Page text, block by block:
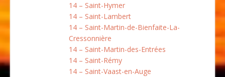
14 – Saint-Hymer
14 – Saint-Lambert
14 – Saint-Martin-de-Bienfaite-La-
Cressonnière
14 – Saint-Martin-des-Entrées
14 – Saint-Rémy
14 – Saint-Vaast-en-Auge